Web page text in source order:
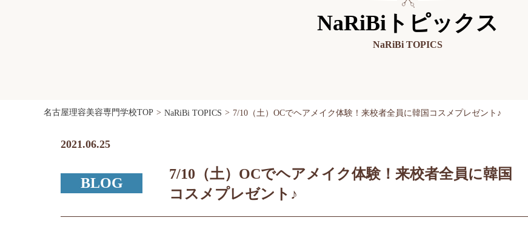
通信課程
キャンパスライフ
学費についてOG・OBインタビュー
NaRiBiトピックス
NaRiBi TOPICS
名古屋理容美容専門学校TOP NaRiBi TOPICS 7/10（土）OCでヘアメイク体験！来校者全員に韓国コスメプレゼント♪
2021.06.25
BLOG
7/10（土）OCでヘアメイク体験！来校者全員に韓国
コスメプレゼント♪